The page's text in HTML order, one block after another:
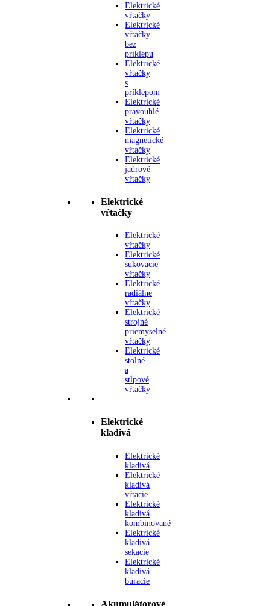
Elektrické
vŕtačky
Elektrické
vŕtačky
bez
príklepu
Elektrické
vŕtačky
s
príklepom
Elektrické
pravouhlé
vŕtačky
Elektrické
magnetické
vŕtačky
Elektrické
jadrové
vŕtačky
Elektrické
vŕtačky
Elektrické
vŕtačky
Elektrické
sukovacie
vŕtačky
Elektrické
radiálne
vŕtačky
Elektrické
strojné
priemyselné
vŕtačky
Elektrické
stolné
a
stĺpové
vŕtačky
Elektrické
kladivá
Elektrické
kladivá
Elektrické
kladivá
vŕtacie
Elektrické
kladivá
kombinované
Elektrické
kladivá
sekacie
Elektrické
kladivá
búracie
Akumulátorové